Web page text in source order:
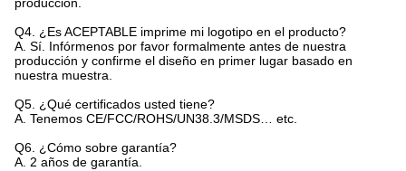
Q4. ¿Es ACEPTABLE imprime mi logotipo en el producto?
A. Sí. Infórmenos por favor formalmente antes de nuestra
producción y confirme el diseño en primer lugar basado en
nuestra muestra.
Q5. ¿Qué certificados usted tiene?
A. Tenemos CE/FCC/ROHS/UN38.3/MSDS… etc.
Q6. ¿Cómo sobre garantía?
A. 2 años de garantía.